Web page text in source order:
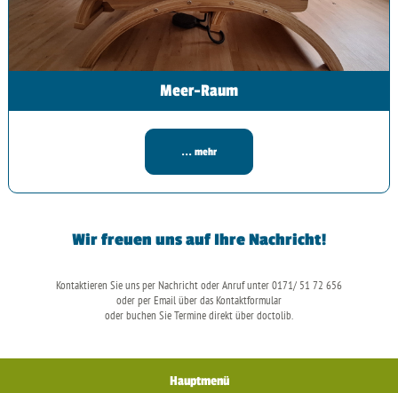
Meer-Raum
... mehr
Wir freuen uns auf Ihre Nachricht!
Kontaktieren Sie uns per Nachricht oder Anruf unter 0171/ 51 72 656
oder per Email über das Kontaktformular
oder buchen Sie Termine direkt über doctolib.
Hauptmenü